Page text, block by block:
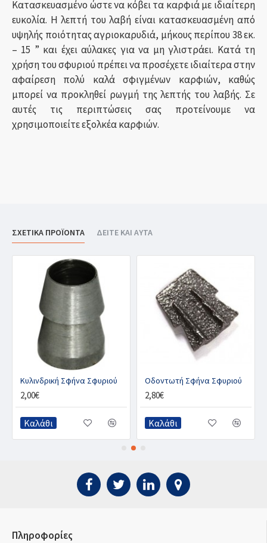
Κατασκευασμένο ώστε να κόβει τα καρφιά με ιδιαίτερη
ευκολία. Η λεπτή του λαβή είναι κατασκευασμένη από
υψηλής ποιότητας αγριοκαρυδιά, μήκους περίπου 38 εκ.
– 15 ” και έχει αύλακες για να μη γλιστράει. Κατά τη
χρήση του σφυριού πρέπει να προσέχετε ιδιαίτερα στην
αφαίρεση πολύ καλά σφιγμένων καρφιών, καθώς
μπορεί να προκληθεί ρωγμή της λεπτής του λαβής. Σε
αυτές τις περιπτώσεις σας προτείνουμε να
χρησιμοποιείτε εξολκέα καρφιών.
ΣΧΕΤΙΚΑ ΠΡΟΪΟΝΤΑ ΔΕΙΤΕ ΚΑΙ ΑΥΤΑ
Κυλινδρική Σφήνα Σφυριού
2,00€
Καλάθι
Οδοντωτή Σφήνα Σφυριού
2,80€
Καλάθι
Πληροφορίες